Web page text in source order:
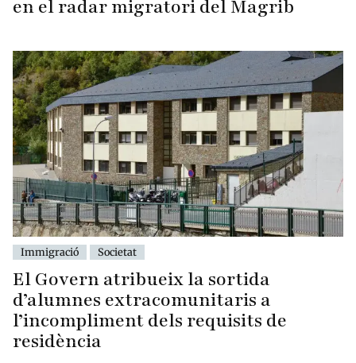
en el radar migratori del Magrib
Immigració Societat
El Govern atribueix la sortida
d’alumnes extracomunitaris a
l’incompliment dels requisits de
residència